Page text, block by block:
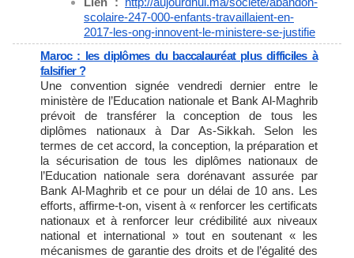
scolaire-247-000-enfants-travaillaient-en-
2017-les-ong-innovent-le-ministere-se-justifie
Maroc : les diplômes du baccalauréat plus difficiles à
falsifier ?
Une convention signée vendredi dernier entre le
ministère de l’Education nationale et Bank Al-Maghrib
prévoit de transférer la conception de tous les
diplômes nationaux à Dar As-Sikkah. Selon les
termes de cet accord, la conception, la préparation et
la sécurisation de tous les diplômes nationaux de
l’Education nationale sera dorénavant assurée par
Bank Al-Maghrib et ce pour un délai de 10 ans. Les
efforts, affirme-t-on, visent à « renforcer les certificats
nationaux et à renforcer leur crédibilité aux niveaux
national et international » tout en soutenant « les
mécanismes de garantie des droits et de l’égalité des